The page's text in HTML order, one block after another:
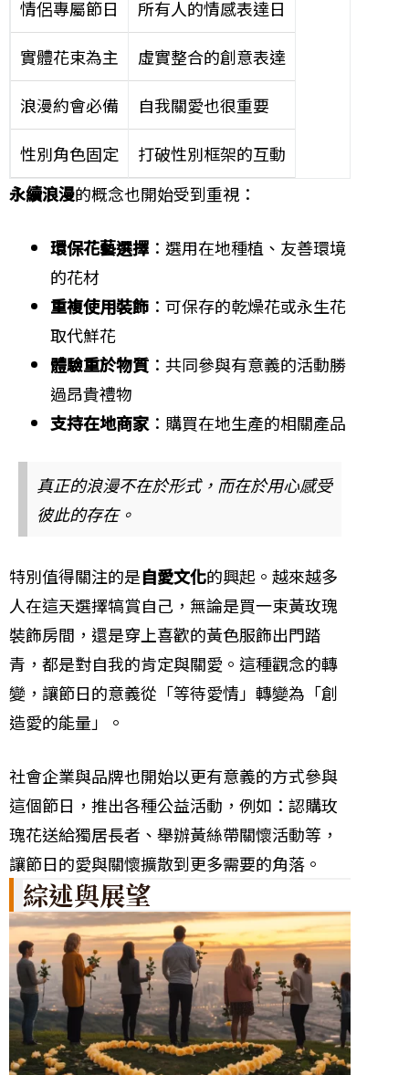
情侶專屬節日 所有人的情感表達日
實體花束為主 虛實整合的創意表達
浪漫約會必備 自我關愛也很重要
性別角色固定
打破性別框架的互動
永續浪漫的概念也開始受到重視：
環保花藝選擇 ：選用在地種植、友善環境
的花材
重複使用裝飾 ：可保存的乾燥花或永生花
取代鮮花
體驗重於物質 ：共同參與有意義的活動勝
過昂貴禮物
支持在地商家 ：購買在地生產的相關產品
真正的浪漫不在於形式，而在於用心感受
彼此的存在。
特別值得關注的是自愛文化的興起。越來越多
人在這天選擇犒賞自己，無論是買一束黃玫瑰
裝飾房間，還是穿上喜歡的黃色服飾出門踏
青，都是對自我的肯定與關愛。這種觀念的轉
變，讓節日的意義從「等待愛情」轉變為「創
造愛的能量」。
社會企業與品牌也開始以更有意義的方式參與
這個節日，推出各種公益活動，例如：認購玫
瑰花送給獨居長者、舉辦黃絲帶關懷活動等，
讓節日的愛與關懷擴散到更多需要的角落。
綜述與展望